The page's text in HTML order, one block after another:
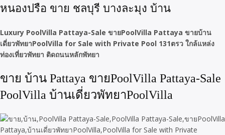
หนองปรือ ขาย ชลบุรี บางละมุง บ้าน
Luxury PoolVilla Pattaya-Sale ขายPoolVilla Pattaya ขายบ้าน
เดี่ยวพัทยาPoolVilla for Sale with Private Pool 131ตรว ใกล้แหล่ง
ท่องเที่ยวพัทยา ติดถนนหลักพัทยา
ขาย บ้าน Pattaya ขายPoolVilla Pattaya-Sale
PoolVilla บ้านเดี่ยวพัทยาPoolVilla